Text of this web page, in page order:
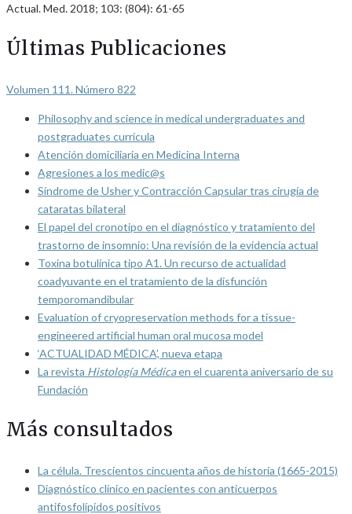
Actual. Med. 2018; 103: (804): 61-65
Últimas Publicaciones
Volumen 111. Número 822
Philosophy and science in medical undergraduates and
postgraduates curricula
Atención domiciliaria en Medicina Interna
Agresiones a los medic@s
Síndrome de Usher y Contracción Capsular tras cirugía de
cataratas bilateral
El papel del cronotipo en el diagnóstico y tratamiento del
trastorno de insomnio: Una revisión de la evidencia actual
Toxina botulínica tipo A1. Un recurso de actualidad
coadyuvante en el tratamiento de la disfunción
temporomandibular
Evaluation of cryopreservation methods for a tissue-
engineered artificial human oral mucosa model
‘ACTUALIDAD MÉDICA’, nueva etapa
La revista Histología Médicaen el cuarenta aniversario de su
Fundación
Más consultados
La célula. Trescientos cincuenta años de historia (1665-2015)
Diagnóstico clínico en pacientes con anticuerpos
antifosfolípidos positivos